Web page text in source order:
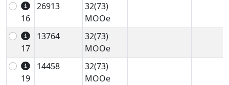
16
26913
32(73)
MOOe
17
13764
32(73)
MOOe
19
14458
32(73)
MOOe